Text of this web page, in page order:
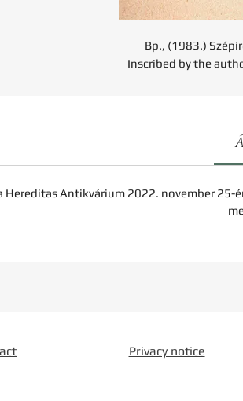
Bp., (1983.)
Inscribed by the
Hereditas Antikvárium 2022. november
Privacy notice